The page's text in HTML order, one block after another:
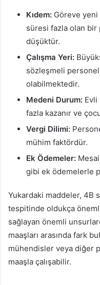
Kıdem: Göreve
süresi fazla olan bir
düşüktür.
Çalışma Yeri:
sözleşmeli
olabilmektedir.
Medeni Durum: Evli
fazla kazanır ve
Vergi Dilimi:
mühim faktördür.
Ek Ödemeler:
gibi ek ödemelerle
Yukardaki maddeler, 4B
tespitinde oldukça
sağlayan önemli
maaşları arasında fark
mühendisler veya diğer
maaşla çalışabilir.